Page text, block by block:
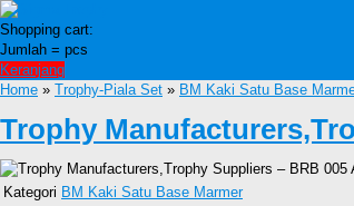
Shopping cart:
Jumlah = pcs
Keranjang
Home » Trophy-Piala Set » BM Kaki Satu Base
Trophy
Kategori BM Kaki Satu Base Marmer